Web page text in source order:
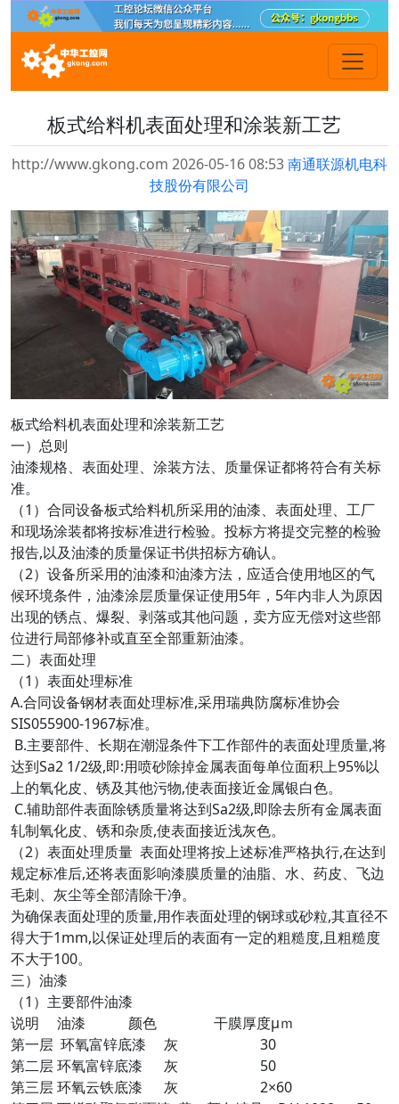
板式给料机表面处理和涂装新工艺
http://www.gkong.com 2026-05-16 08:53南通联源机电科
技股份有限公司
板式给料机表面处理和涂装新工艺
一）总则
油漆规格、表面处理、涂装方法、质量保证都将符合有关标
准。
（1）合同设备板式给料机所采用的油漆、表面处理、工厂
和现场涂装都将按标准进行检验。投标方将提交完整的检验
报告,以及油漆的质量保证书供招标方确认。
（2）设备所采用的油漆和油漆方法，应适合使用地区的气
候环境条件，油漆涂层质量保证使用5年，5年内非人为原因
出现的锈点、爆裂、剥落或其他问题，卖方应无偿对这些部
位进行局部修补或直至全部重新油漆。
二）表面处理
（1）表面处理标准
A.合同设备钢材表面处理标准,采用瑞典防腐标准协会
SIS055900-1967标准。
B.主要部件、长期在潮湿条件下工作部件的表面处理质量,将
达到Sa2 1/2级,即:用喷砂除掉金属表面每单位面积上95%以
上的氧化皮、锈及其他污物,使表面接近金属银白色。
C.辅助部件表面除锈质量将达到Sa2级,即除去所有金属表面
轧制氧化皮、锈和杂质,使表面接近浅灰色。
（2）表面处理质量 表面处理将按上述标准严格执行,在达到
规定标准后,还将表面影响漆膜质量的油脂、水、药皮、飞边
毛刺、灰尘等全部清除干净。
为确保表面处理的质量,用作表面处理的钢球或砂粒,其直径不
得大于1mm,以保证处理后的表面有一定的粗糙度,且粗糙度
不大于100。
三）油漆
（1）主要部件油漆
说明 油漆 颜色 干膜厚度μｍ
第一层 环氧富锌底漆 灰 30
第二层 环氧富锌底漆 灰 50
第三层 环氧云铁底漆 灰 2×60